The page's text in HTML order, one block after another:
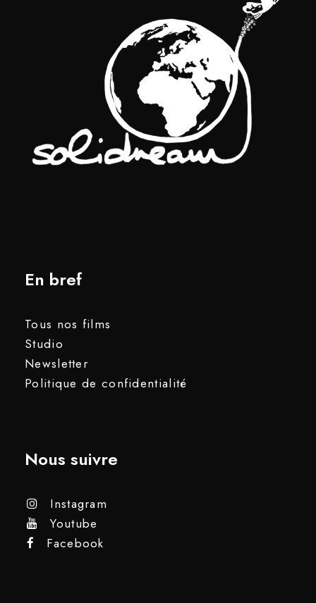
En bref
Tous nos films
Studio
Newsletter
Politique de confidentialité
Nous suivre
Instagram
Youtube
Facebook